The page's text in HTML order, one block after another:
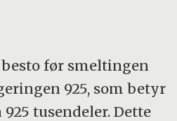
før smeltingen
925, som betyr
tusendeler. Dette